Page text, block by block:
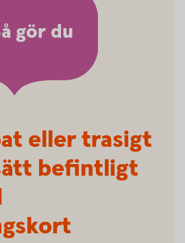
eller trasigt
befintligt
gör du